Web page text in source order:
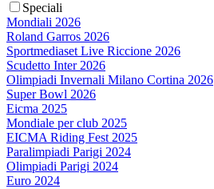
Speciali
Mondiali 2026
Roland Garros 2026
Sportmediaset Live Riccione 2026
Scudetto Inter 2026
Olimpiadi Invernali Milano Cortina 2026
Super Bowl 2026
Eicma 2025
Mondiale per club 2025
EICMA Riding Fest 2025
Paralimpiadi Parigi 2024
Olimpiadi Parigi 2024
Euro 2024